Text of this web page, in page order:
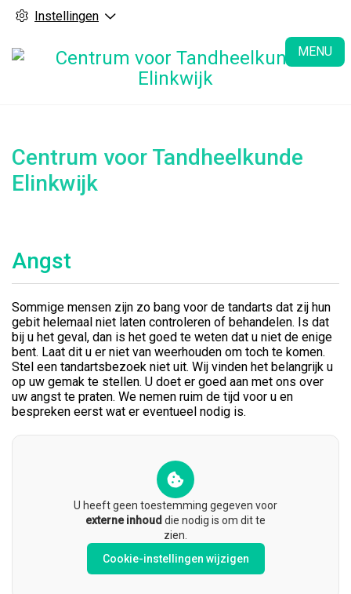
Instellingen
MENU
Centrum voor Tandheelkunde
Elinkwijk
Angst
Sommige mensen zijn zo bang voor de tandarts dat zij hun
gebit helemaal niet laten controleren of behandelen. Is dat
bij u het geval, dan is het goed te weten dat u niet de enige
bent. Laat dit u er niet van weerhouden om toch te komen.
Stel een tandartsbezoek niet uit. Wij vinden het belangrijk u
op uw gemak te stellen. U doet er goed aan met ons over
uw angst te praten. We nemen ruim de tijd voor u en
bespreken eerst wat er eventueel nodig is.
U heeft geen toestemming gegeven voor
externe inhoud die nodig is om dit te
zien.
Cookie-instellingen wijzigen